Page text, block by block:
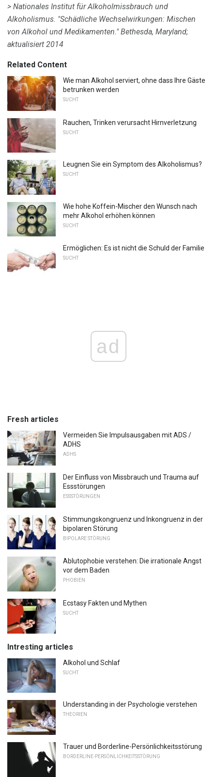
> Nationales Institut für Alkoholmissbrauch und
Alkoholismus. "Schädliche Wechselwirkungen: Mischen
von Alkohol und Medikamenten." Bethesda, Maryland;
aktualisiert 2014
Related Content
Wie man Alkohol serviert, ohne dass Ihre Gäste
betrunken werden
SUCHT
Rauchen, Trinken verursacht Hirnverletzung
SUCHT
Leugnen Sie ein Symptom des Alkoholismus?
SUCHT
Wie hohe Koffein-Mischer den Wunsch nach
mehr Alkohol erhöhen können
SUCHT
Ermöglichen: Es ist nicht die Schuld der Familie
SUCHT
ad
Fresh articles
Vermeiden Sie Impulsausgaben mit ADS /
ADHS
ADHS
Der Einfluss von Missbrauch und Trauma auf
Essstörungen
ESSSTÖRUNGEN
Stimmungskongruenz und Inkongruenz in der
bipolaren Störung
BIPOLARE STÖRUNG
Ablutophobie verstehen: Die irrationale Angst
vor dem Baden
PHOBIEN
Ecstasy Fakten und Mythen
SUCHT
Intresting articles
Alkohol und Schlaf
SUCHT
Understanding in der Psychologie verstehen
THEORIEN
Trauer und Borderline-Persönlichkeitsstörung
BORDERLINE-PERSÖNLICHKEITSSTÖRUNG